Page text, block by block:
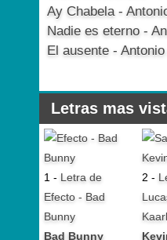
Ay Chabela -
Nadie es eterno -
El ausente -
Letras mas
1 - Letra de
Efecto - Bad
Bunny
Bad Bunny
2 -
Kaarl